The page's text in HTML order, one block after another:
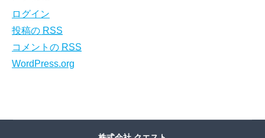
ログイン
投稿の RSS
コメントの RSS
WordPress.org